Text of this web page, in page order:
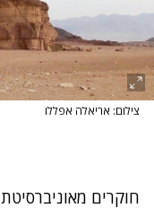
צילום: אריאלה אפללו
חוקרים